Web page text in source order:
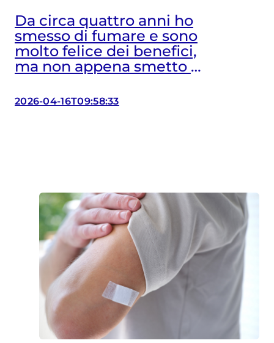
Da circa quattro anni ho
smesso di fumare e sono
molto felice dei benefici,
ma non appena smetto di
mente è annebbiata, ho
“performante” sono
costretta a ricorrere allo
spray alla nicotina. Cosa…
2026-04-16T09:58:33